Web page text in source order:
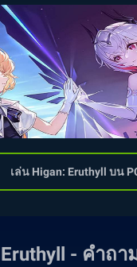
เล่น Higan: Eruthyll บน
- คำถ